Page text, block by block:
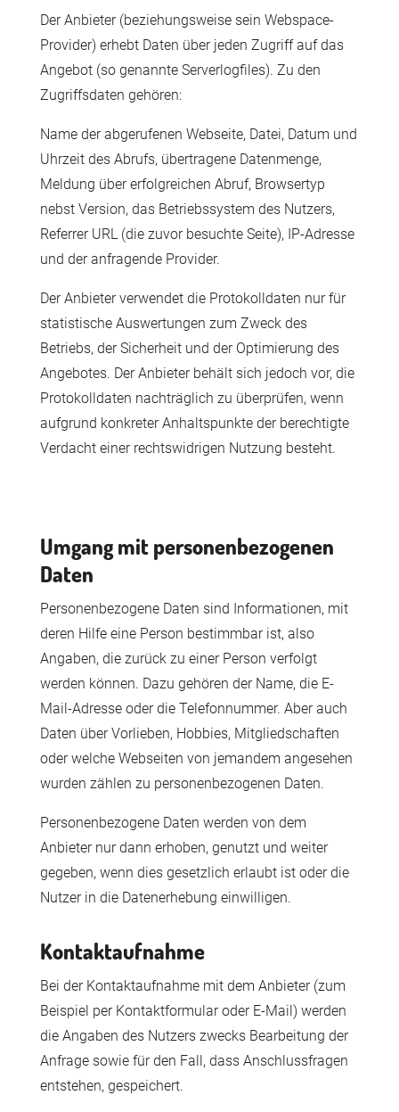
Der Anbieter (beziehungsweise sein Webspace-
Provider) erhebt Daten über jeden Zugriff auf das
Angebot (so genannte Serverlogfiles). Zu den
Zugriffsdaten gehören:
Name der abgerufenen Webseite, Datei, Datum und
Uhrzeit des Abrufs, übertragene Datenmenge,
Meldung über erfolgreichen Abruf, Browsertyp
nebst Version, das Betriebssystem des Nutzers,
Referrer URL (die zuvor besuchte Seite), IP-Adresse
und der anfragende Provider.
Der Anbieter verwendet die Protokolldaten nur für
statistische Auswertungen zum Zweck des
Betriebs, der Sicherheit und der Optimierung des
Angebotes. Der Anbieter behält sich jedoch vor, die
Protokolldaten nachträglich zu überprüfen, wenn
aufgrund konkreter Anhaltspunkte der berechtigte
Verdacht einer rechtswidrigen Nutzung besteht.
Umgang mit personenbezogenen
Daten
Personenbezogene Daten sind Informationen, mit
deren Hilfe eine Person bestimmbar ist, also
Angaben, die zurück zu einer Person verfolgt
werden können. Dazu gehören der Name, die E-
Mail-Adresse oder die Telefonnummer. Aber auch
Daten über Vorlieben, Hobbies, Mitgliedschaften
oder welche Webseiten von jemandem angesehen
wurden zählen zu personenbezogenen Daten.
Personenbezogene Daten werden von dem
Anbieter nur dann erhoben, genutzt und weiter
gegeben, wenn dies gesetzlich erlaubt ist oder die
Nutzer in die Datenerhebung einwilligen.
Kontaktaufnahme
Bei der Kontaktaufnahme mit dem Anbieter (zum
Beispiel per Kontaktformular oder E-Mail) werden
die Angaben des Nutzers zwecks Bearbeitung der
Anfrage sowie für den Fall, dass Anschlussfragen
entstehen, gespeichert.